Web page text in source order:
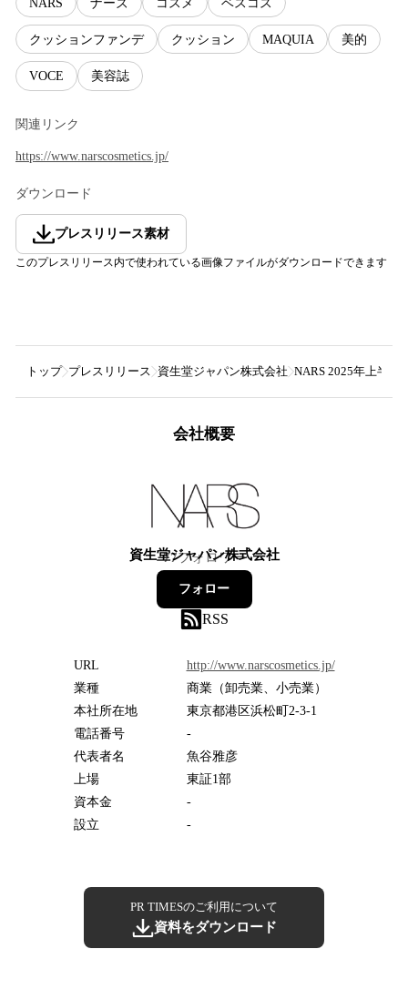
NARS ナーズ コスメ ベスコス
クッションファンデ クッション MAQUIA 美的
VOCE 美容誌
関連リンク
https://www.narscosmetics.jp/
ダウンロード
プレスリリース素材
このプレスリリース内で使われている画像ファイルがダウンロードできます
トップ プレスリリース 資生堂ジャパン株式会社 NARS 2025年上半
会社概要
資生堂ジャパン株式会社
77フォロワー
フォロー
RSS
URL
http://www.narscosmetics.jp/
業種
商業（卸売業、小売業）
本社所在地
東京都港区浜松町2-3-1
電話番号
-
代表者名
魚谷雅彦
上場
東証1部
資本金
-
設立
-
PR TIMESのご利用について
資料をダウンロード